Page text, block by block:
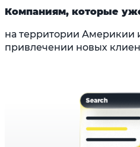
Компаниям, которые
на территории Америкии
привлечении новых